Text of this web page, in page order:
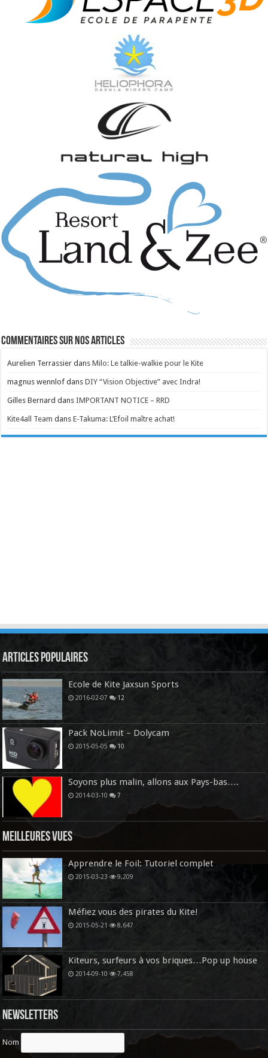
Commentaires sur nos articles
Aurelien Terrassier dansMilo: Le talkie-walkie pour le Kite
magnus wennlof dansDIY “Vision Objective” avec Indra!
Gilles Bernard dansIMPORTANT NOTICE – RRD
Kite4all Team dansE-Takuma: L’Efoil maître achat!
Articles Populaires
Ecole de Kite Jaxsun Sports
2016-02-07 12
Pack NoLimit – Dolycam
2015-05-05 10
Soyons plus malin, allons aux Pays-bas….
2014-03-10 7
Meilleures vues
Apprendre le Foil: Tutoriel complet
2015-03-23 9,209
Méfiez vous des pirates du Kite!
2015-05-21 8,647
Kiteurs, surfeurs à vos briques…Pop up house
2014-09-10 7,458
Newsletters
Nom